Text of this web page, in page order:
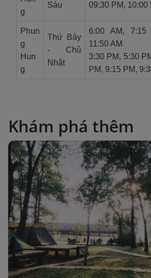
g
Sáu 09:30 PM, 10:00
Phun
g
Hun
g
Thứ Bảy
- Chủ
Nhật
6:00 AM, 7:15
11:50 AM
3:30 PM, 5:30
PM, 9:15 PM,
Khám phá thêm